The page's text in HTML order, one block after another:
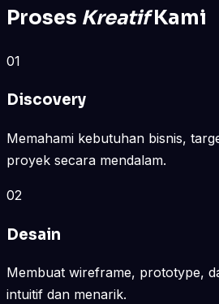
Proses KreatifKami
01
Discovery
Memahami kebutuhan bisnis,
proyek secara mendalam.
02
Desain
Membuat wireframe, prototype,
intuitif dan menarik.